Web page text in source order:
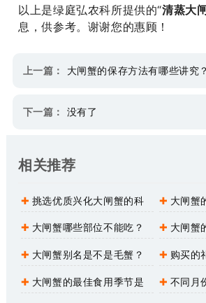
以上是绿庭弘农科所提供的“清蒸大
息，供参考。谢谢您的惠顾！
上一篇： 大闸蟹的保存方法有哪些讲究？
下一篇： 没有了
相关推荐
挑选优质兴化大闸蟹的科
学方法
大闸蟹
闸蟹步骤
大闸蟹哪些部位不能吃？
大闸蟹
讲究？
大闸蟹别名是不是毛蟹？
购买的
么是捆扎
大闸蟹的最佳食用季节是
不同月